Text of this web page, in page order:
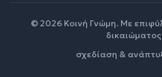
© 2026 Κοινή Γνώμη. Με
σχεδίαση &